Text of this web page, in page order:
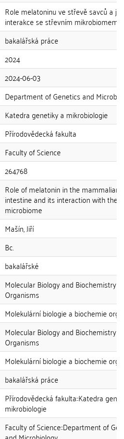
Role melatoninu ve střevě savců a
interakce se střevním mikrobiomem
bakalářská práce
2024
2024-06-03
Department of Genetics and
Katedra genetiky a mikrobiologie
Přírodovědecká fakulta
Faculty of Science
264768
Role of melatonin in the mammalian
intestine and its interaction with the
microbiome
Mašín, Jiří
Bc.
bakalářské
Molecular Biology and Biochemistry of
Organisms
Molekulární biologie a biochemie
Molecular Biology and Biochemistry of
Organisms
Molekulární biologie a biochemie
bakalářská práce
Přírodovědecká fakulta::Katedra
mikrobiologie
Faculty of Science::Department of